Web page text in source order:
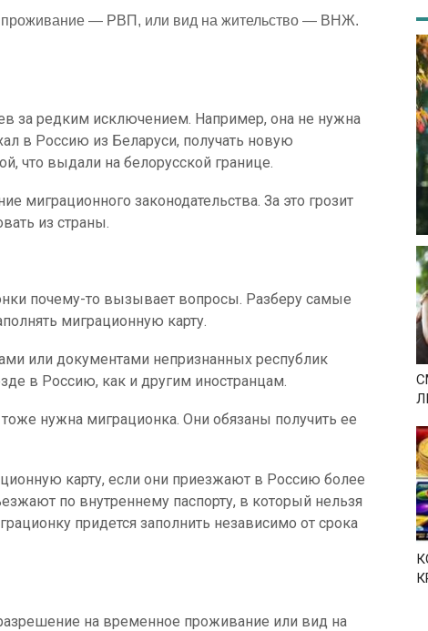
проживание — РВП, или вид на жительство — ВНЖ.
за редким исключением. Например, она не нужна
в Россию из Беларуси, получать новую
что выдали на белорусской границе.
миграционного законодательства. За это грозит
из страны.
почему-то вызывает вопросы. Разберу самые
миграционную карту.
или документами непризнанных республик
в Россию, как и другим иностранцам.
нужна миграционка. Они обязаны получить ее
карту, если они приезжают в Россию более
по внутреннему паспорту, в который нельзя
придется заполнить независимо от срока
на временное проживание или вид на